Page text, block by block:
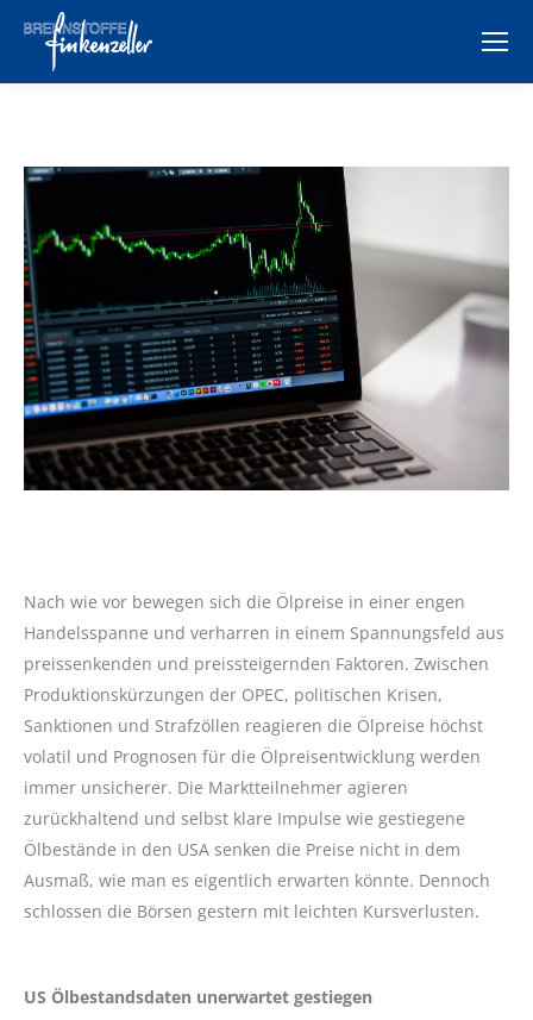
Nach wie vor bewegen sich die Ölpreise in einer engen
Handelsspanne und verharren in einem Spannungsfeld aus
preissenkenden und preissteigernden Faktoren. Zwischen
Produktionskürzungen der OPEC, politischen Krisen,
Sanktionen und Strafzöllen reagieren die Ölpreise höchst
volatil und Prognosen für die Ölpreisentwicklung werden
immer unsicherer. Die Marktteilnehmer agieren
zurückhaltend und selbst klare Impulse wie gestiegene
Ölbestände in den USA senken die Preise nicht in dem
Ausmaß, wie man es eigentlich erwarten könnte. Dennoch
schlossen die Börsen gestern mit leichten Kursverlusten.
US Ölbestandsdaten unerwartet gestiegen